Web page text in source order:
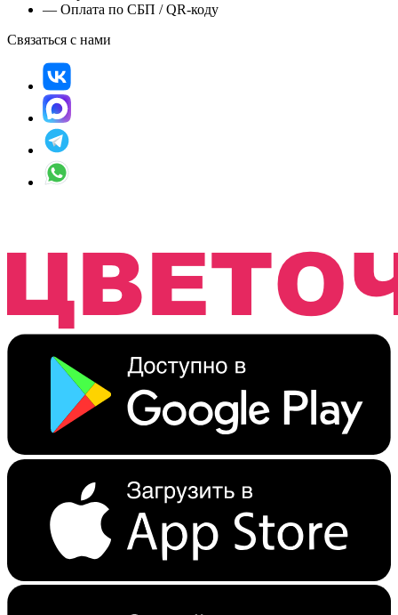
— Оплата по СБП / QR-коду
Связаться с нами